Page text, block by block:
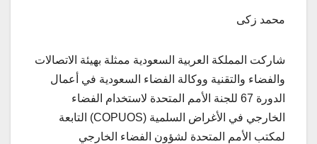
محمد زكى
شاركت المملكة العربية السعودية ممثلة بهيئة الاتصالات
والفضاء والتقنية ووكالة الفضاء السعودية في أعمال
الدورة 67 للجنة الأمم المتحدة لاستخدام الفضاء
الخارجي في الأغراض السلمية (COPUOS) التابعة
لمكتب الأمم المتحدة لشؤون الفضاء الخارجي